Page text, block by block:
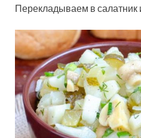
Перекладываем в салатник